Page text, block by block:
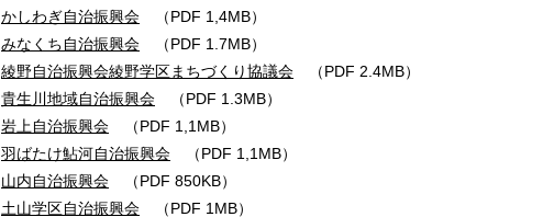
かしわぎ自治振興会 （PDF 1,4MB）
みなくち自治振興会 （PDF 1.7MB）
綾野自治振興会綾野学区まちづくり協議会 （PDF 2.4MB）
貴生川地域自治振興会 （PDF 1.3MB）
岩上自治振興会 （PDF 1,1MB）
羽ばたけ鮎河自治振興会 （PDF 1,1MB）
山内自治振興会 （PDF 850KB）
土山学区自治振興会 （PDF 1MB）